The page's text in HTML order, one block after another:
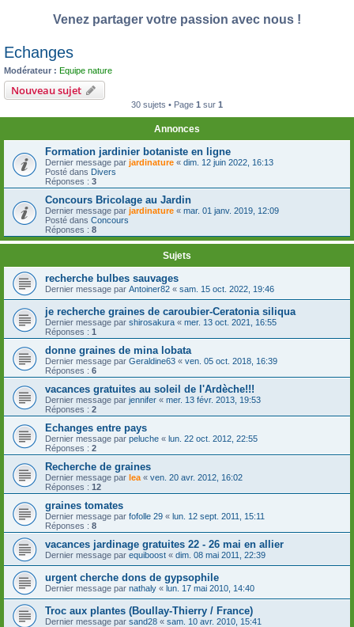
Venez partager votre passion avec nous !
Echanges
Modérateur : Equipe nature
Nouveau sujet
30 sujets • Page 1 sur 1
Annonces
Formation jardinier botaniste en ligne
Dernier message par jardinature « dim. 12 juin 2022, 16:13
Posté dans Divers
Réponses : 3
Concours Bricolage au Jardin
Dernier message par jardinature « mar. 01 janv. 2019, 12:09
Posté dans Concours
Réponses : 8
Sujets
recherche bulbes sauvages
Dernier message par Antoiner82 « sam. 15 oct. 2022, 19:46
je recherche graines de caroubier-Ceratonia siliqua
Dernier message par shirosakura « mer. 13 oct. 2021, 16:55
Réponses : 1
donne graines de mina lobata
Dernier message par Geraldine63 « ven. 05 oct. 2018, 16:39
Réponses : 6
vacances gratuites au soleil de l'Ardèche!!!
Dernier message par jennifer « mer. 13 févr. 2013, 19:53
Réponses : 2
Echanges entre pays
Dernier message par peluche « lun. 22 oct. 2012, 22:55
Réponses : 2
Recherche de graines
Dernier message par lea « ven. 20 avr. 2012, 16:02
Réponses : 12
graines tomates
Dernier message par fofolle 29 « lun. 12 sept. 2011, 15:11
Réponses : 8
vacances jardinage gratuites 22 - 26 mai en allier
Dernier message par equiboost « dim. 08 mai 2011, 22:39
urgent cherche dons de gypsophile
Dernier message par nathaly « lun. 17 mai 2010, 14:40
Troc aux plantes (Boullay-Thierry / France)
Dernier message par sand28 « sam. 10 avr. 2010, 15:41